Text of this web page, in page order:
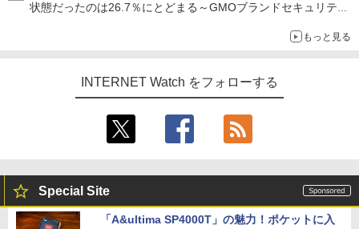
状態だったのは26.7％にとどまる～GMOブランドセキュリティ
もっと見る
INTERNET Watch をフォローする
Special Site
「A&ultima SP4000T」の魅力！ポケットに入